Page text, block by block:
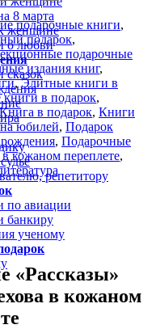
8 марта
женщине
о любви
сказок
репетитору
по авиации
банкиру
ученому
подарочные книги,
подарок,
подарочные
издания книг,
, Элитные книги в
книги в подарок,
Книга в подарок, Книги
юбилей, Подарок
, Подарочные
кожаном переплете,
«Рассказы»
в кожаном